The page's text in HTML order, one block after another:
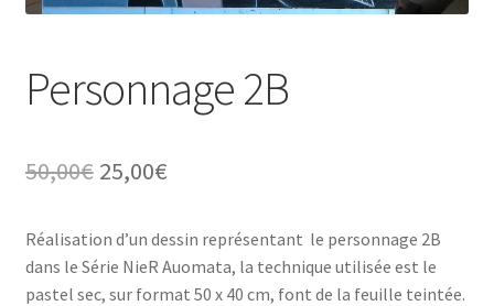
Tarifs
WPMS HTML Sitemap
Personnage 2B
50,00€ Le
initial
était :
25,00€Le
actuel
est :
Réalisation d’un dessin représentant le personnage 2B
dans le Série NieR Auomata, la technique utilisée est le
pastel sec, sur format 50 x 40 cm, font de la feuille teintée.